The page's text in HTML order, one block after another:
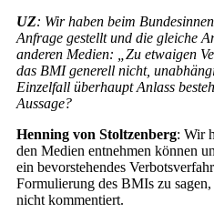
UZ: Wir haben beim
Anfrage gestellt und die gleiche
anderen Medien: „Zu etwaigen
das BMI generell nicht,
Einzelfall überhaupt Anlass
Aussage?
Henning von Stoltzenberg: Wir
den Medien entnehmen können
ein bevorstehendes
Formulierung des BMIs zu
nicht kommentiert.